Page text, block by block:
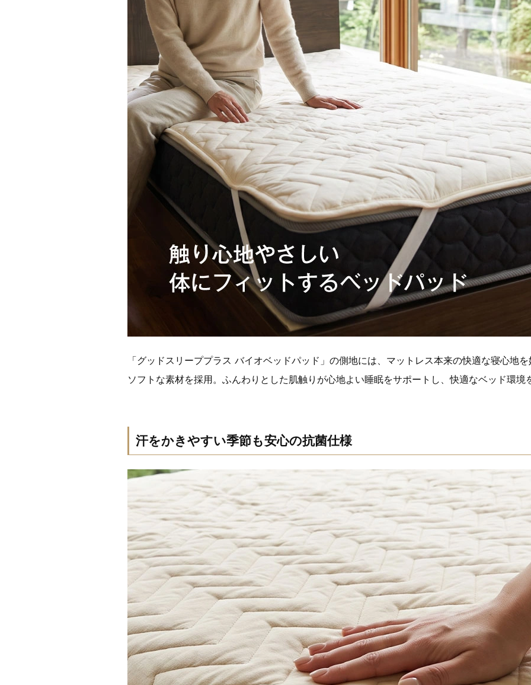
「グッドスリーププラス バイオベッドパッド」の側地には、マットレス本来の快適な寝心地
ソフトな素材を採用。ふんわりとした肌触りが心地よい睡眠をサポートし、快適なベッド環境
汗をかきやすい季節も安心の抗菌仕様